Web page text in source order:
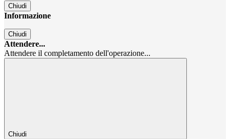
Chiudi
Informazione
Chiudi
Attendere...
Attendere il completamento dell'operazione...
Chiudi